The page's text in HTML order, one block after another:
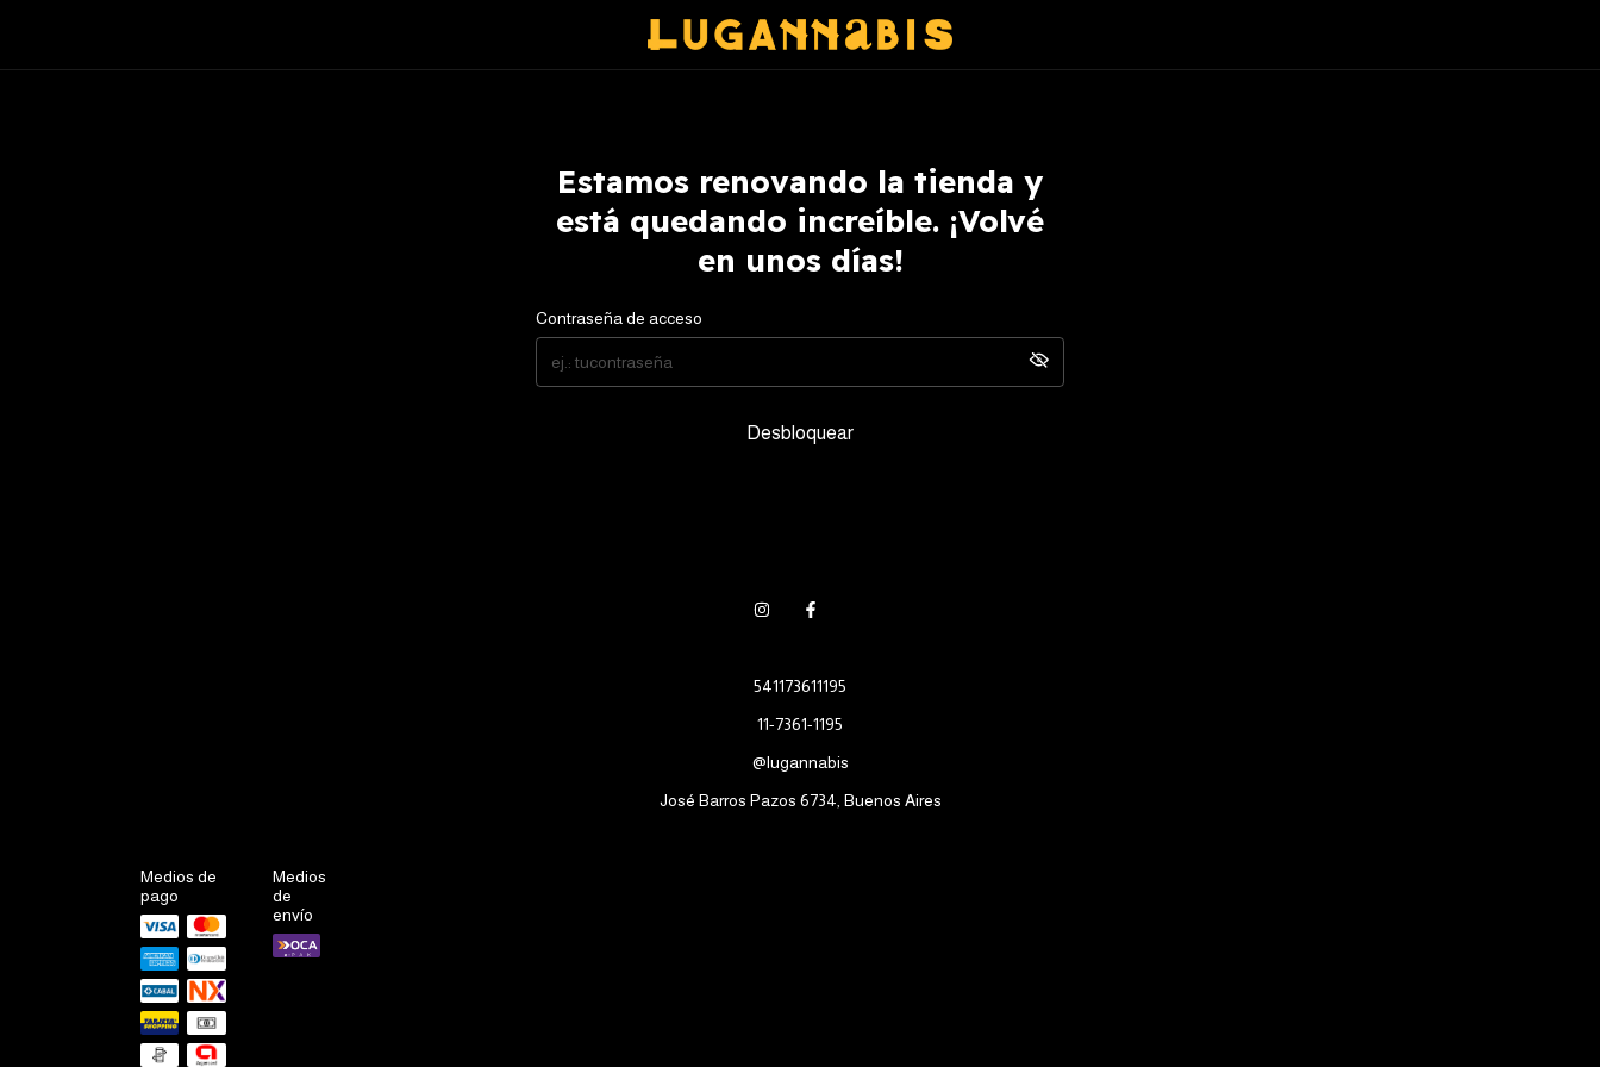
Estamos renovando la tienda y
está quedando increíble. ¡Volvé
en unos días!
Contraseña de acceso
Desbloquear
541173611195
11-7361-1195
@lugannabis
José Barros Pazos 6734, Buenos Aires
Medios de
pago
Medios
de
envío